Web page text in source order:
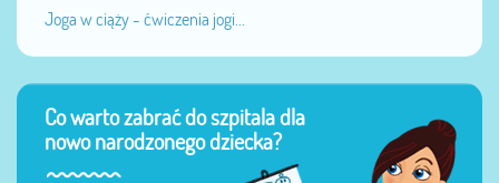
Joga w ciąży - ćwiczenia jogi...
Co warto zabrać do szpitala dla
nowo narodzonego dziecka?